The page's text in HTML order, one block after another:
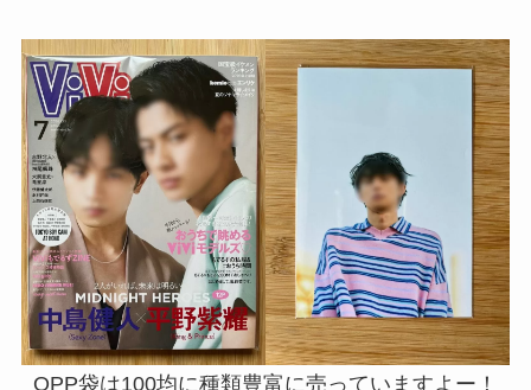
OPP袋は100均に種類豊富に売っていますよー！